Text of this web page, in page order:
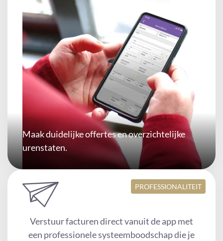
Maak duidelijke offertes en overzichtelijke
urenstaten.
PROFESSIONALITEIT
Verstuur facturen direct vanuit de app met
een professionele systeemboodschap die je